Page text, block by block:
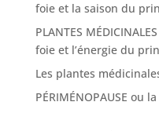
foie et la saison du
PLANTES
foie et l’énergie du
Les plantes
PÉRIMÉNOPAUSE ou